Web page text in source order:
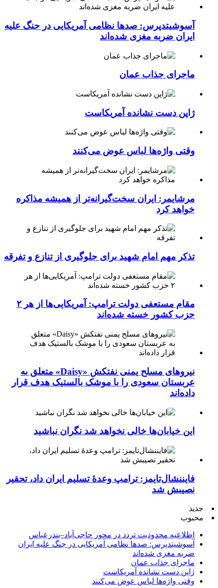
آسوشیتدپرس: صدها نظامی آمریکایی در جنگ علیه
ایران ضربه مغزی شده‌اند
ماجرای جذاب عمان
ژاپن دست نشانده آمریکاست
وقتی واژه‌ها لباس عوض می‌کنند
مرشایمر: ایران سخت‌گیرانه‌تر از همیشه مذاکره
خواهد کرد
تذکر مهم امام شهید برای جلوگیری از تنازع و تفرقه
مقام مستعفی دولت ترامپ: آمریکایی‌ها از هر ۲
حزب کشور خسته شده‌اند
نیروهای مسلح یمنی نفتکش «Daisy» متعلق به
عربستان سعودی را با موشک بالستیک هدف قرار
داده‌اند
این خیابان‌ها خالی نخواهد شد نگران نباشید
فایننشال‌تایمز: ترامپ وعدۀ تسلیم ایران داد، تحقیر
نصیبش شد
جدید
محبوب
اطلاعیه محدودیت تردد در محور حاجی‌آباد–بندرعباس
آسوشیتدپرس: صدها نظامی آمریکایی در جنگ علیه ایران
ضربه مغزی شده‌اند
ماجرای جذاب عمان
ژاپن دست نشانده آمریکاست
وقتی واژه‌ها لباس عوض می‌کنند